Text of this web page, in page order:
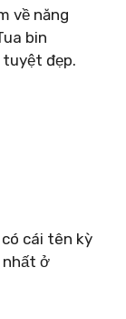
về năng
bin
tuyệt đẹp.
cái tên kỳ
nhất ở